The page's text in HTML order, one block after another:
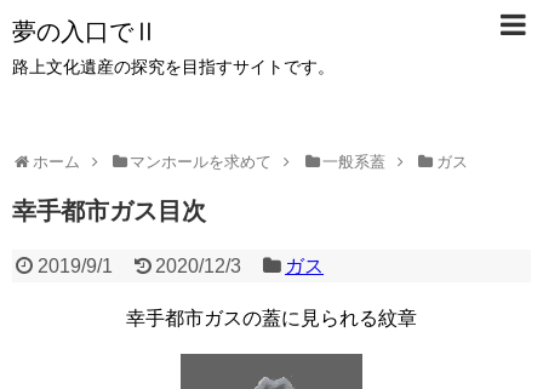
夢の入口でⅡ
路上文化遺産の探究を目指すサイトです。
ホーム マンホールを求めて 一般系蓋 ガス
幸手都市ガス目次
2019/9/1 2020/12/3 ガス
幸手都市ガスの蓋に見られる紋章